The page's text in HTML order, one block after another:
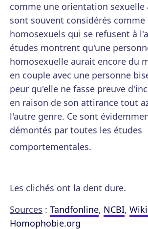
comme une orientation sexuelle
sont souvent considérés comme
homosexuels qui se refusent à
études montrent qu'une
homosexuelle aurait encore du
en couple avec une personne
peur qu'elle ne fasse preuve
en raison de son attirance tout
l'autre genre. Ce sont
démontés par toutes les études
comportementales.
Les clichés ont la dent dure.
Sources : Tandfonline, NCBI,
Homophobie.org